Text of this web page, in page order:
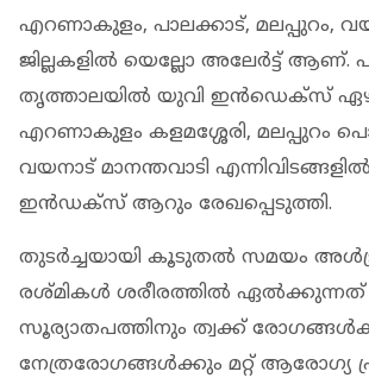
എറണാകുളം, പാലക്കാട്, മലപ്പുറം,
ജില്ലകളില്‍ യെല്ലോ അലേര്‍ട്ട് ആണ്.
തൃത്താലയില്‍ യുവി ഇന്‍ഡെക്‌സ്
എറണാകുളം കളമശ്ശേരി, മലപ്പുറം
വയനാട് മാനന്തവാടി
ഇന്‍ഡക്‌സ് ആറും രേഖപ്പെടുത്തി.
തുടര്‍ച്ചയായി കൂടുതല്‍ സമയം
രശ്മികള്‍ ശരീരത്തില്‍ ഏല്‍ക്കുന്നത്
സൂര്യാതപത്തിനും ത്വക്ക്
നേത്രരോഗങ്ങള്‍ക്കും മറ്റ് ആരോഗ്യ